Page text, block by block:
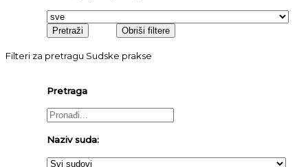
Filteri za pretragu Sudske prakse
Pretraga
Naziv suda: